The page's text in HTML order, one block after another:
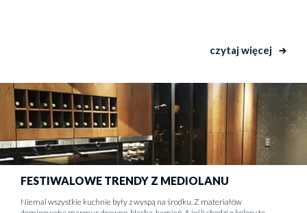
czytaj więcej
FESTIWALOWE TRENDY Z MEDIOLANU
Niemal wszystkie kuchnie były z wyspą na środku. Z materiałów